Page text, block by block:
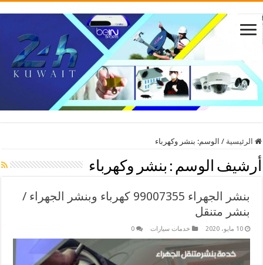
الرئيسية / الوسم: بنشر وكهرباء
أرشيف الوسم : بنشر وكهرباء
بنشر الجهراء 99007355 كهرباء وبنشر الجهراء /
بنشر متنقل
10 مايو، 2020 خدمات سيارات 0